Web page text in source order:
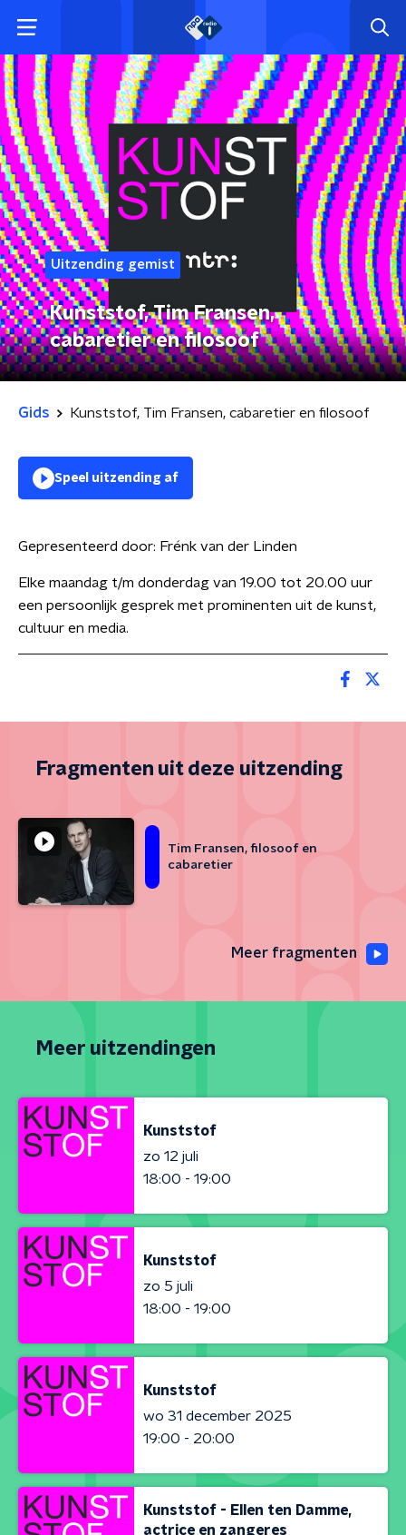
Uitzending gemist
Kunststof, Tim Fransen,
cabaretier en filosoof
Gids Kunststof, Tim Fransen, cabaretier en filosoof
Speel uitzending af
Gepresenteerd door: Frénk van der Linden
Elke maandag t/m donderdag van 19.00 tot 20.00 uur
een persoonlijk gesprek met prominenten uit de kunst,
cultuur en media.
Fragmenten uit deze uitzending
Tim Fransen, filosoof en
cabaretier
Meer fragmenten
Meer uitzendingen
Kunststof
zo 12 juli
18:00 - 19:00
Kunststof
zo 5 juli
18:00 - 19:00
Kunststof
wo 31 december 2025
19:00 - 20:00
Kunststof - Ellen ten Damme,
actrice en zangeres